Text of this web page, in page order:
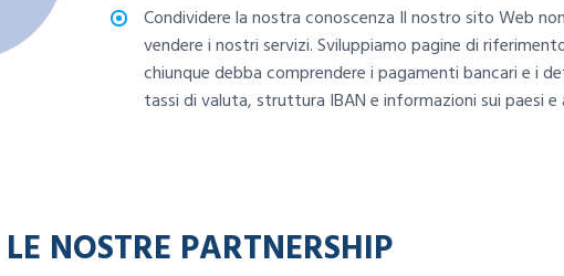
Condividere la nostra conoscenza Il nostro sito Web
vendere i nostri servizi. Sviluppiamo pagine di
chiunque debba comprendere i pagamenti bancari e i
tassi di valuta, struttura IBAN e informazioni sui paesi e
LE NOSTRE PARTNERSHIP